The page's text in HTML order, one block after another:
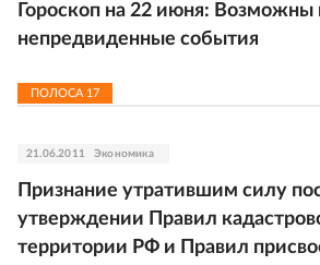
Гороскоп на 22 июня:
непредвиденные события
ПОЛОСА 17
21.06.2011 Экономика
Признание утратившим силу
утверждении Правил
территории РФ и Правил